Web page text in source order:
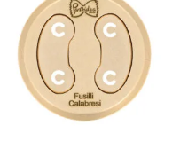
nella
pagina
prodotto